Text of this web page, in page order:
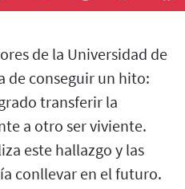
de la Universidad de
de conseguir un hito:
transferir la
a otro ser viviente.
este hallazgo y las
conllevar en el futuro.